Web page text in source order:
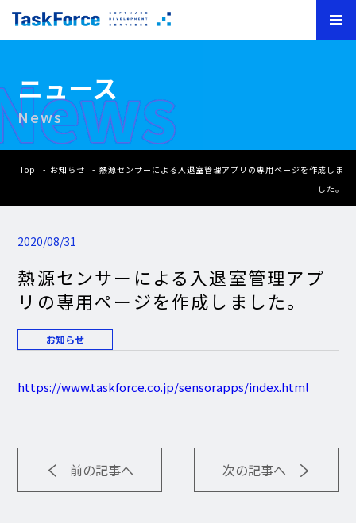
ニュース
News
Top お知らせ
熱源センサーによる入退室管理アプリの専用ページを作成しま
した。
2020/08/31
熱源センサーによる入退室管理アプ
リの専用ページを作成しました。
お知らせ
https://www.taskforce.co.jp/sensorapps/index.html
前の記事へ 次の記事へ